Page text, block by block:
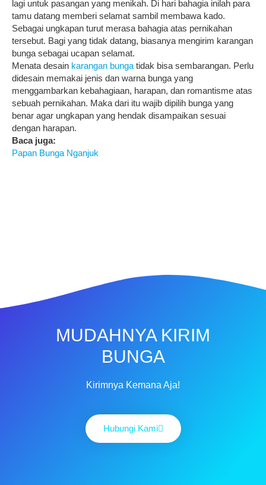
lagi untuk pasangan yang menikah. Di hari bahagia inilah para
tamu datang memberi selamat sambil membawa kado.
Sebagai ungkapan turut merasa bahagia atas pernikahan
tersebut. Bagi yang tidak datang, biasanya mengirim karangan
bunga sebagai ucapan selamat.
Menata desain karangan bunga tidak bisa sembarangan. Perlu
didesain memakai jenis dan warna bunga yang
menggambarkan kebahagiaan, harapan, dan romantisme atas
sebuah pernikahan. Maka dari itu wajib dipilih bunga yang
benar agar ungkapan yang hendak disampaikan sesuai
dengan harapan.
Baca juga:
Papan Bunga Nganjuk
MUDAHNYA KIRIM
BUNGA
Kirimnya Kemana Aja!
Hubungi Kami